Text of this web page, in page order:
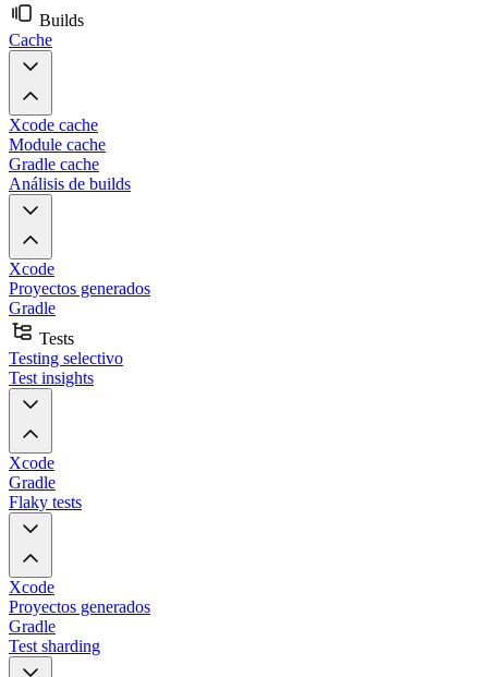
Builds
Cache
Xcode cache
Module cache
Gradle cache
Análisis de builds
Xcode
Proyectos generados
Gradle
Tests
Testing selectivo
Test insights
Xcode
Gradle
Flaky tests
Xcode
Proyectos generados
Gradle
Test sharding